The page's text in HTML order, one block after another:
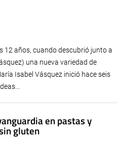
12 años, cuando descubrió junto a
una nueva variedad de
Isabel Vásquez inició hace seis
en pastas y
gluten